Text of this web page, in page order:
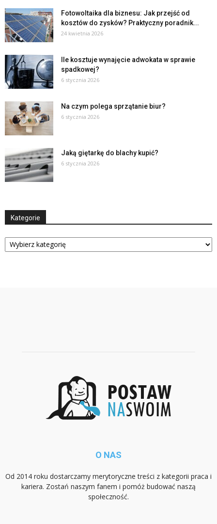
Fotowoltaika dla biznesu: Jak przejść od
kosztów do zysków? Praktyczny poradnik...
24 kwietnia 2026
Ile kosztuje wynajęcie adwokata w sprawie
spadkowej?
6 stycznia 2026
Na czym polega sprzątanie biur?
6 stycznia 2026
Jaką giętarkę do blachy kupić?
6 stycznia 2026
Kategorie
Kategorie
O NAS
Od 2014 roku dostarczamy merytoryczne treści z kategorii praca i
kariera. Zostań naszym fanem i pomóż budować naszą
społeczność.